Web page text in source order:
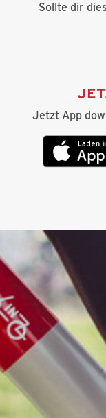
Sollte dir
Jetzt App